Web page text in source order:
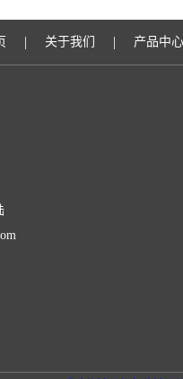
| 关于我们 | 产品中心